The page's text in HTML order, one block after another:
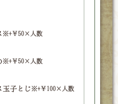
※+￥50×人数
※+￥50×人数
玉子とじ ※+￥100×人数